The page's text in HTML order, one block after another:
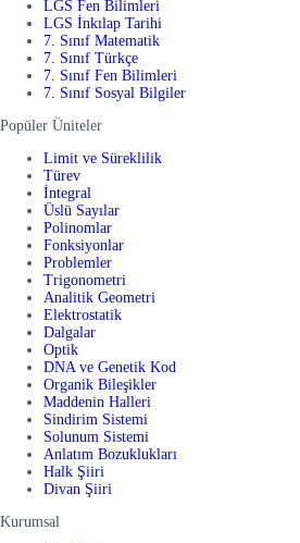
LGS Fen Bilimleri
LGS İnkılap Tarihi
7. Sınıf Matematik
7. Sınıf Türkçe
7. Sınıf Fen Bilimleri
7. Sınıf Sosyal Bilgiler
Popüler Üniteler
Limit ve Süreklilik
Türev
İntegral
Üslü Sayılar
Polinomlar
Fonksiyonlar
Problemler
Trigonometri
Analitik Geometri
Elektrostatik
Dalgalar
Optik
DNA ve Genetik Kod
Organik Bileşikler
Maddenin Halleri
Sindirim Sistemi
Solunum Sistemi
Anlatım Bozuklukları
Halk Şiiri
Divan Şiiri
Kurumsal